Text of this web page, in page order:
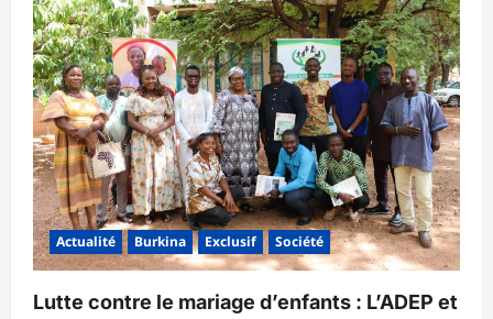
Actualité Burkina Exclusif Société
Lutte contre le mariage d’enfants : L’ADEP et